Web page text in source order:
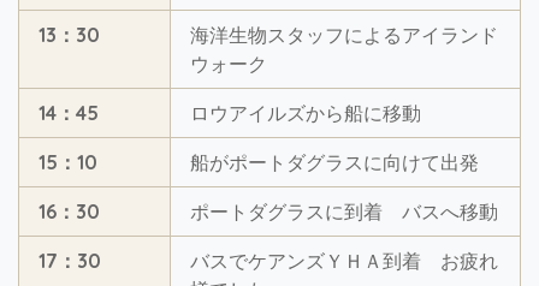
13：30
海洋生物スタッフによるアイランド
ウォーク
14：45 ロウアイルズから船に移動
15：10 船がポートダグラスに向けて出発
16：30 ポートダグラスに到着 バスへ移動
17：30
バスでケアンズＹＨＡ到着 お疲れ